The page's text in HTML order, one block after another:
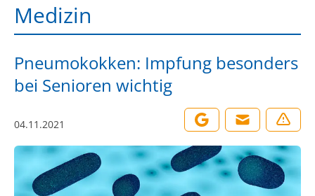
Medizin
Pneumokokken: Impfung besonders
bei Senioren wichtig
04.11.2021